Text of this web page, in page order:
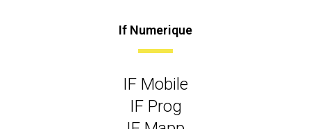
If Numerique
IF Mobile
IF Prog